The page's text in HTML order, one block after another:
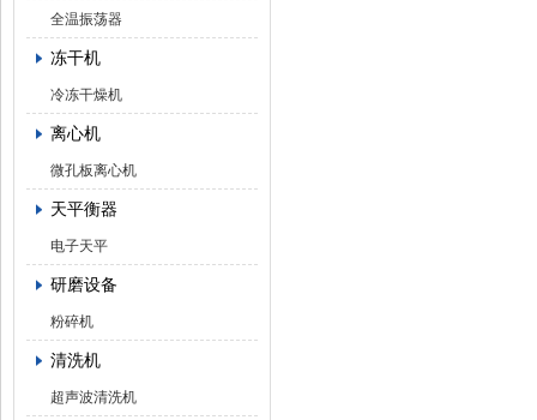
全温振荡器
冻干机
冷冻干燥机
离心机
微孔板离心机
天平衡器
电子天平
研磨设备
粉碎机
清洗机
超声波清洗机